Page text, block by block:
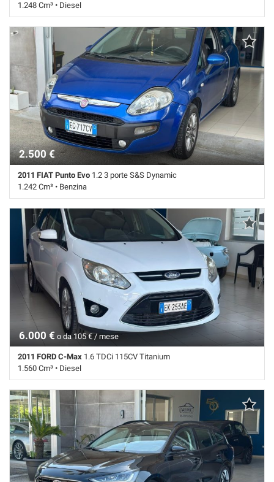
1.248 Cm³ • Diesel
112.574 Km • Cambio Manuale (5) • Antracite pastello • 5 Porte • ABS
• Airbag • Airbag Passeggero • Airbag testa • Autoradio • Bluetooth •
Cerchi in lega • Chiusura centralizzata • Climatizzatore • Controllo
trazione • ESP • Fendinebbia • Filtro antiparticolato • Immobilizzatore
elettronico • Sedile posteriore sdoppiato • Servosterzo • Specchietti
laterali elettrici
2.500 €
2011 FIAT Punto Evo 1.2 3 porte S&S Dynamic
1.242 Cm³ • Benzina
134.248 Km • Cambio Manuale (5) • Blu metallizzato • 3 Porte • ABS •
Airbag • Airbag laterali • Airbag Passeggero • Airbag testa • Cerchi in
lega • Chiusura centralizzata • Climatizzatore • Controllo trazione • ESP
• Immobilizzatore elettronico • Sedile posteriore sdoppiato •
Servosterzo • Specchietti laterali elettrici
6.000 € o da 105 € / mese
2011 FORD C-Max 1.6 TDCi 115CV Titanium
1.560 Cm³ • Diesel
187.988 Km • Cambio Manuale (6) • Bianco pastello • 5 Porte • ABS •
Airbag • Airbag laterali • Airbag Passeggero • Airbag testa • Autoradio •
Cerchi in lega • Chiusura centralizzata • Climatizzatore • Controllo
trazione • Cruise Control • ESP • Fendinebbia • Filtro antiparticolato •
Immobilizzatore elettronico • Sensore di luce • Sensore di pioggia •
Servosterzo • Specchietti laterali elettrici